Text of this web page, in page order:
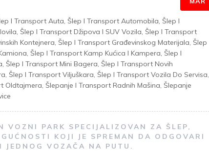
I Transport Auta, Šlep I Transport Automobila, Šlep I
, Šlep I Transport Džipova I SUV Vozila, Šlep I Transport
Kontejnera, Šlep I Transport Građevinskog Materijala, Šlep
, Šlep I Transport Kamp Kućica I Kampera, Šlep I
, Šlep I Transport Mini Bagera, Šlep I Transport Novih
, Šlep I Transport Viljuškara, Šlep I Transport Vozila Do Servisa,
Oldtajmera, Šlepanje I Transport Radnih Mašina, Šlepanje
VOZNI PARK SPECIJALIZOVAN ZA ŠLEP,
KOJI JE SPREMAN DA ODGOVARI
JEDNOG VOZAČA NA PUTU.